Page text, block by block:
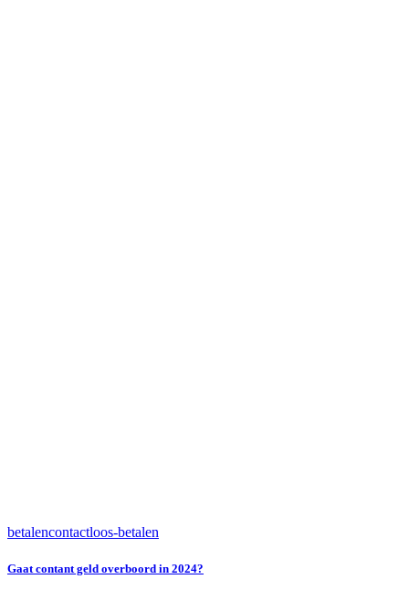
betalencontactloos-betalen
Gaat contant geld overboord in 2024?